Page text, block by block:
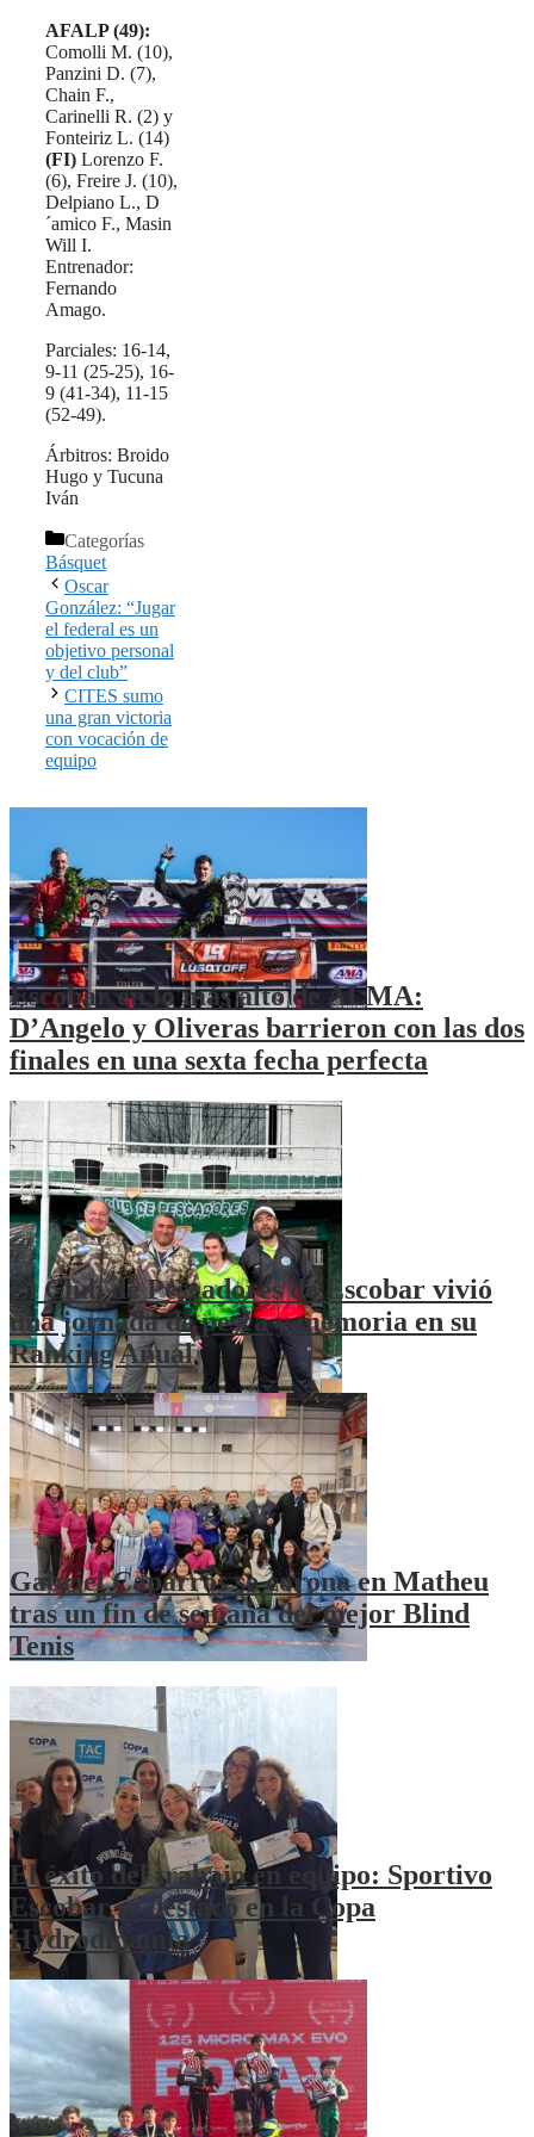
AFALP (49):
Comolli M. (10),
Panzini D. (7),
Chain F.,
Carinelli R. (2) y
Fonteiriz L. (14)
(FI) Lorenzo F.
(6), Freire J. (10),
Delpiano L., D
´amico F., Masin
Will I.
Entrenador:
Fernando
Amago.
Parciales: 16-14,
9-11 (25-25), 16-
9 (41-34), 11-15
(52-49).
Árbitros: Broido
Hugo y Tucuna
Iván
Categorías
Básquet
Oscar
González: “Jugar
el federal es un
objetivo personal
y del club”
CITES sumo
una gran victoria
con vocación de
equipo
Escobar en lo más alto de ALMA:
D’Angelo y Oliveras barrieron con las dos
finales en una sexta fecha perfecta
El Club de Pescadores de Escobar vivió
una jornada de pesca y memoria en su
Ranking Anual
Gabriel Caparrós se corona en Matheu
tras un fin de semana del mejor Blind
Tenis
El éxito del trabajo en equipo: Sportivo
Escobar se destacó en la Copa
Hydrodinamia